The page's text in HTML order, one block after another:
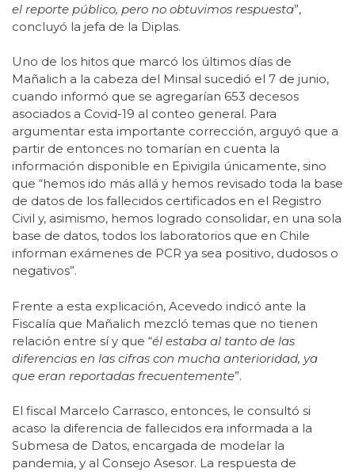
el reporte público, pero no obtuvimos respuesta”,
concluyó la jefa de la Diplas.
Uno de los hitos que marcó los últimos días de
Mañalich a la cabeza del Minsal sucedió el 7 de junio,
cuando informó que se agregarían 653 decesos
asociados a Covid-19 al conteo general. Para
argumentar esta importante corrección, arguyó que a
partir de entonces no tomarían en cuenta la
información disponible en Epivigila únicamente, sino
que “hemos ido más allá y hemos revisado toda la base
de datos de los fallecidos certificados en el Registro
Civil y, asimismo, hemos logrado consolidar, en una sola
base de datos, todos los laboratorios que en Chile
informan exámenes de PCR ya sea positivo, dudosos o
negativos”.
Frente a esta explicación, Acevedo indicó ante la
Fiscalía que Mañalich mezcló temas que no tienen
relación entre sí y que “él estaba al tanto de las
diferencias en las cifras con mucha anterioridad, ya
que eran reportadas frecuentemente”.
El fiscal Marcelo Carrasco, entonces, le consultó si
acaso la diferencia de fallecidos era informada a la
Submesa de Datos, encargada de modelar la
pandemia, y al Consejo Asesor. La respuesta de